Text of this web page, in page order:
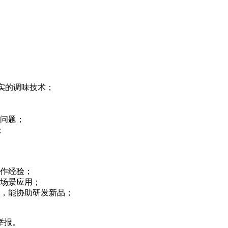
调味技术；
题；
经验；
景应用；
能协助研发新品；
。